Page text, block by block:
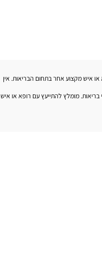
או איש מקצוע אחר בתחום הבריאות. אין
מומלץ להתייעץ עם רופא או איש